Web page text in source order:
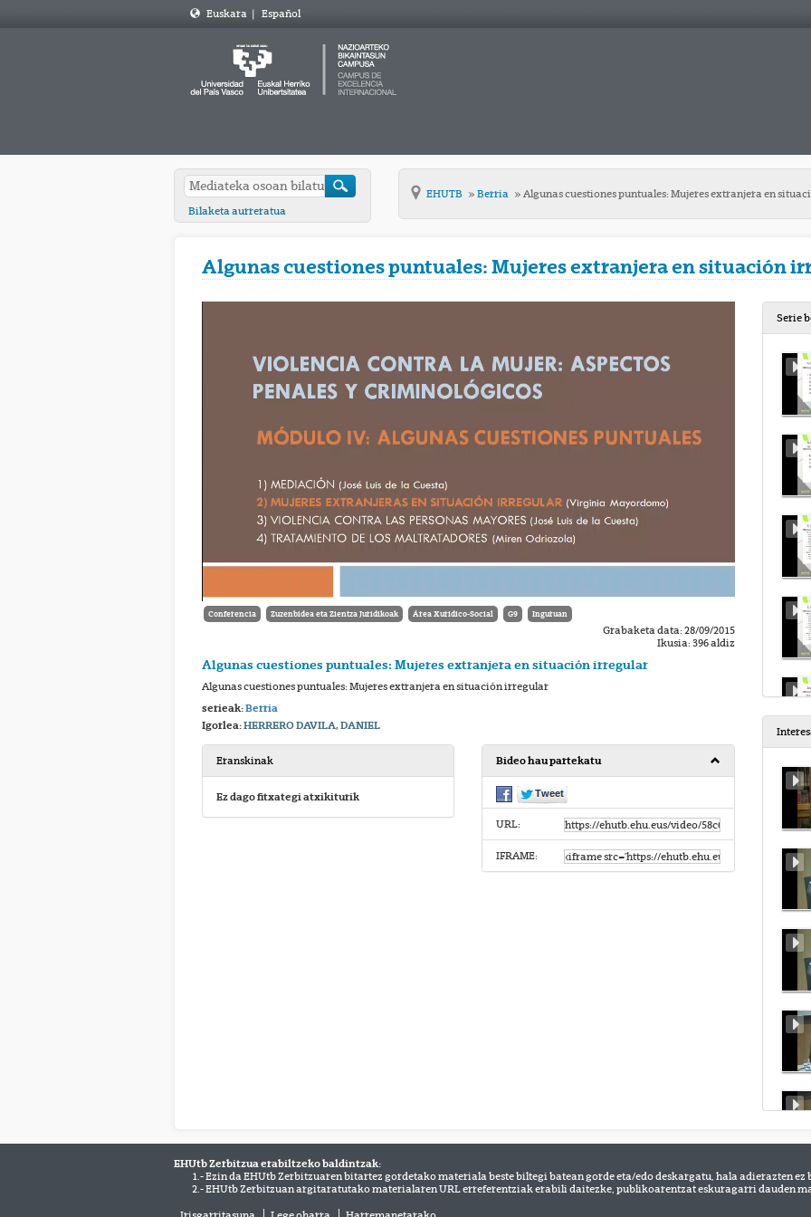
Euskara | Español
Bilaketa aurreratua
EHUTB Berria Algunas cuestiones puntuales: Mujeres extranjera en
Algunas cuestiones puntuales: Mujeres extranjera en situación
Conferencia Zuzenbidea eta Zientza Juridikoak Área Xurídico-Social G9 Inguruan
Grabaketa data: 28/09/2015
Ikusia: 396 aldiz
Algunas cuestiones puntuales: Mujeres extranjera en situación irregular
Algunas cuestiones puntuales: Mujeres extranjera en situación irregular
serieak:Berria
Igorlea:HERRERO DAVILA, DANIEL
Eranskinak
Ez dago fitxategi atxikiturik
Bideo hau partekatu
URL:
IFRAME:
Serie
EHUtb Zerbitzua erabiltzeko baldintzak:
1.- Ezin da EHUtb Zerbitzuaren bitartez gordetako materiala beste biltegi batean gorde eta/edo deskargatu, hala adierazten ez
2.- EHUtb Zerbitzuan argitaratutako materialaren URL erreferentziak erabili daitezke, publikoarentzat eskuragarri dauden